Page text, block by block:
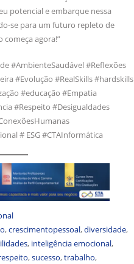
potencial e embarque nessa
se para um futuro repleto de
começa agora!”
#AmbienteSaudável #Reflexões
#Evolução #RealSkills #hardskills
#educação #Empatia
#Respeito #Desigualdades
# ESG #CTAInformática
,crescimentopessoal,diversidade,
, inteligência emocional,
,sucesso,trabalho,